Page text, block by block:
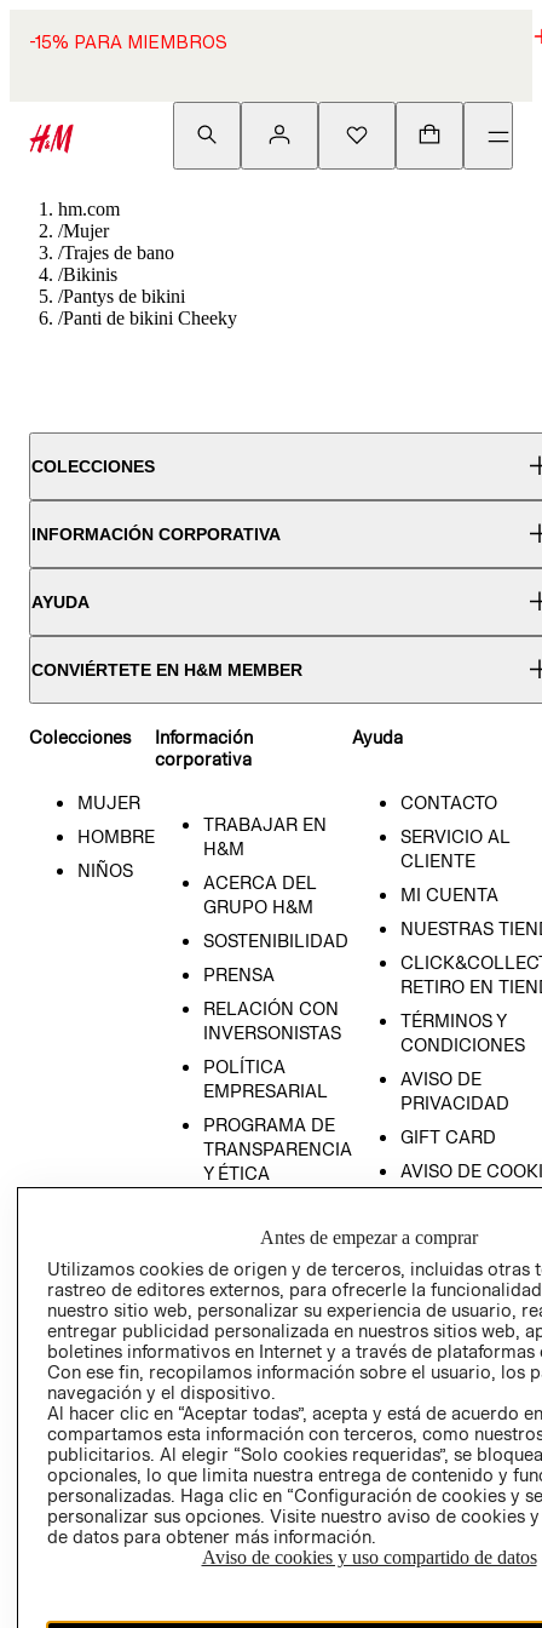
-15% PARA MIEMBROS
hm.com
/Mujer
/Trajes de bano
/Bikinis
/Pantys de bikini
/Panti de bikini Cheeky
COLECCIONES
INFORMACIÓN CORPORATIVA
AYUDA
CONVIÉRTETE EN H&M MEMBER
Colecciones
MUJER
HOMBRE
NIÑOS
Información
corporativa
TRABAJAR EN
H&M
ACERCA DEL
GRUPO H&M
SOSTENIBILIDAD
PRENSA
RELACIÓN CON
INVERSONISTAS
POLÍTICA
EMPRESARIAL
PROGRAMA DE
TRANSPARENCIA
Y ÉTICA
PROGRAMA DE
Y ÉTICA (INGLÉS)
Ayuda
CONTACTO
SERVICIO AL
CLIENTE
MI CUENTA
NUESTRAS
RETIRO EN
TÉRMINOS Y
CONDICIONES
AVISO DE
PRIVACIDAD
GIFT CARD
AVISO DE
COMERCIO - SIC
PETICIONES
QUEJAS Y
RECLAMOS
Colombia ($)
CAMBIAR REGIÓN
Antes de empezar a comprar
Utilizamos cookies de origen y de terceros, incluidas otras
rastreo de editores externos, para ofrecerle la
nuestro sitio web, personalizar su experiencia de usuario,
entregar publicidad personalizada en nuestros sitios web,
boletines informativos en Internet y a través de plataformas
Con ese fin, recopilamos información sobre el usuario, los
navegación y el dispositivo.
Al hacer clic en “Aceptar todas”, acepta y está de acuerdo
compartamos esta información con terceros, como
publicitarios. Al elegir “Solo cookies requeridas”, se
opcionales, lo que limita nuestra entrega de contenido y
personalizadas. Haga clic en “Configuración de cookies y
personalizar sus opciones. Visite nuestro aviso de cookies
de datos para obtener más información.
Aviso de cookies y uso compartido de datos